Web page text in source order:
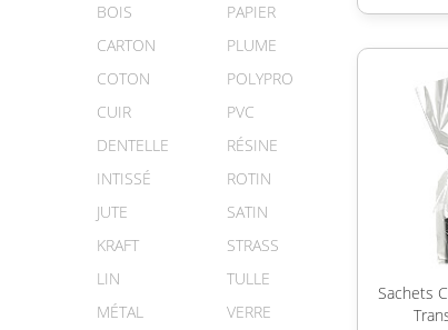
BOIS
CARTON
COTON
CUIR
DENTELLE
INTISSÉ
JUTE
KRAFT
LIN
MÉTAL
PAPIER
PLUME
POLYPRO
PVC
RÉSINE
ROTIN
SATIN
STRASS
TULLE
VERRE
Sachets